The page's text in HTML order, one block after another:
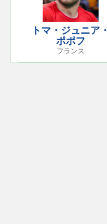
トマ・ジュニア・
ポポフ
フランス